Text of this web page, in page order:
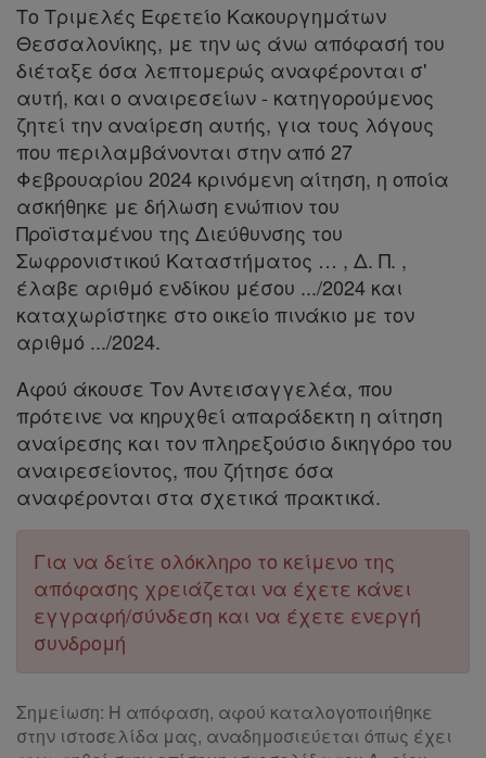
Επικοινωνία
Όροι
χρήσης
Πολιτική
απορρήτου
και
cookies
Απόκτηση
Συνδρομής
Ατομική
συνδρομή
Ομαδικά
πακέτα
Παροχές
σε
συνδρομητές
Το Τριμελές Εφετείο Κακουργημάτων
Θεσσαλονίκης, με την ως άνω απόφασή του
διέταξε όσα λεπτομερώς αναφέρονται σ'
αυτή, και o αναιρεσείων - κατηγορούμενος
ζητεί την αναίρεση αυτής, για τους λόγους
που περιλαμβάνονται στην από 27
Φεβρουαρίου 2024 κρινόμενη αίτηση, η οποία
ασκήθηκε με δήλωση ενώπιον του
Προϊσταμένου της Διεύθυνσης του
Σωφρονιστικού Καταστήματος … , Δ. Π. ,
έλαβε αριθμό ενδίκου μέσου .../2024 και
καταχωρίστηκε στο οικείο πινάκιο με τον
αριθμό .../2024.
Αφού άκουσε Τον Αντεισαγγελέα, που
πρότεινε να κηρυχθεί απαράδεκτη η αίτηση
αναίρεσης και τον πληρεξούσιο δικηγόρο του
αναιρεσείοντος, που ζήτησε όσα
αναφέρονται στα σχετικά πρακτικά.
Για να δείτε ολόκληρο το κείμενο της
απόφασης χρειάζεται να έχετε κάνει
εγγραφή/σύνδεση και να έχετε ενεργή
συνδρομή
Σημείωση: Η απόφαση, αφού καταλογοποιήθηκε
στην ιστοσελίδα μας, αναδημοσιεύεται όπως έχει